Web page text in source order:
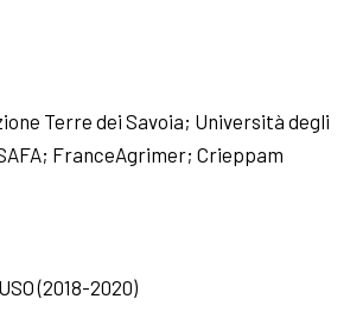
Terre dei Savoia; Università degli
FranceAgrimer; Crieppam
(2018-2020)